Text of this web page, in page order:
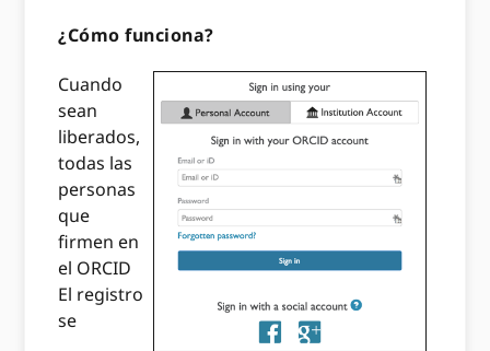
¿Cómo funciona?
Cuando
sean
liberados,
todas las
personas
que
firmen en
el ORCID
El registro
se